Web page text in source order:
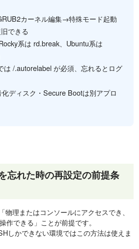
カーネル編集→特殊モード起動
できる
系は rd.break、Ubuntu系は
は /.autorelabel が必須、忘れるとログ
化ディスク・Secure Bootは別アプロ
忘れた時の再設定の前提条
理またはコンソールにアクセスでき、
作できる」ことが前提です。
しかできない環境ではこの方法は使えま